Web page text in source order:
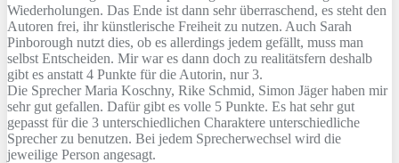
Wiederholungen. Das Ende ist dann sehr überraschend, es steht den
Autoren frei, ihr künstlerische Freiheit zu nutzen. Auch Sarah
Pinborough nutzt dies, ob es allerdings jedem gefällt, muss man
selbst Entscheiden. Mir war es dann doch zu realitätsfern deshalb
gibt es anstatt 4 Punkte für die Autorin, nur 3.
Die Sprecher Maria Koschny, Rike Schmid, Simon Jäger haben mir
sehr gut gefallen. Dafür gibt es volle 5 Punkte. Es hat sehr gut
gepasst für die 3 unterschiedlichen Charaktere unterschiedliche
Sprecher zu benutzen. Bei jedem Sprecherwechsel wird die
jeweilige Person angesagt.